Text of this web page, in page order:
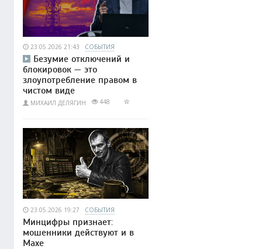
23.05.2026 21:43 СОБЫТИЯ
Безумие отключений и
блокировок — это
злоупотребление правом в
чистом виде
МИХАИЛ ДЕЛЯГИН 448
23.05.2026 19:27 СОБЫТИЯ
Минцифры признает:
мошенники действуют и в
Махе